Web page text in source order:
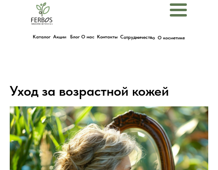
Каталог Акции Блог О нас Контакты Сотрудничество О косметике
Уход за возрастной кожей